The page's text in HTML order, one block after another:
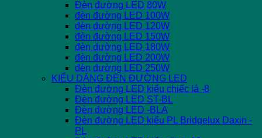
Đèn đường LED 80W
đèn đường LED 100W
đèn đường LED 120W
đèn đường LED 150W
đèn đường LED 180W
đèn đường LED 200W
đèn đường LED 250W
KIỂU DÁNG ĐÈN ĐƯỜNG LED
Đèn đường LED kiểu chiếc lá -8
Đèn đường LED ST-BL
Đèn đường LED -BLA
Đèn đường LED kiểu PL Bridgelux Daxin -
PL